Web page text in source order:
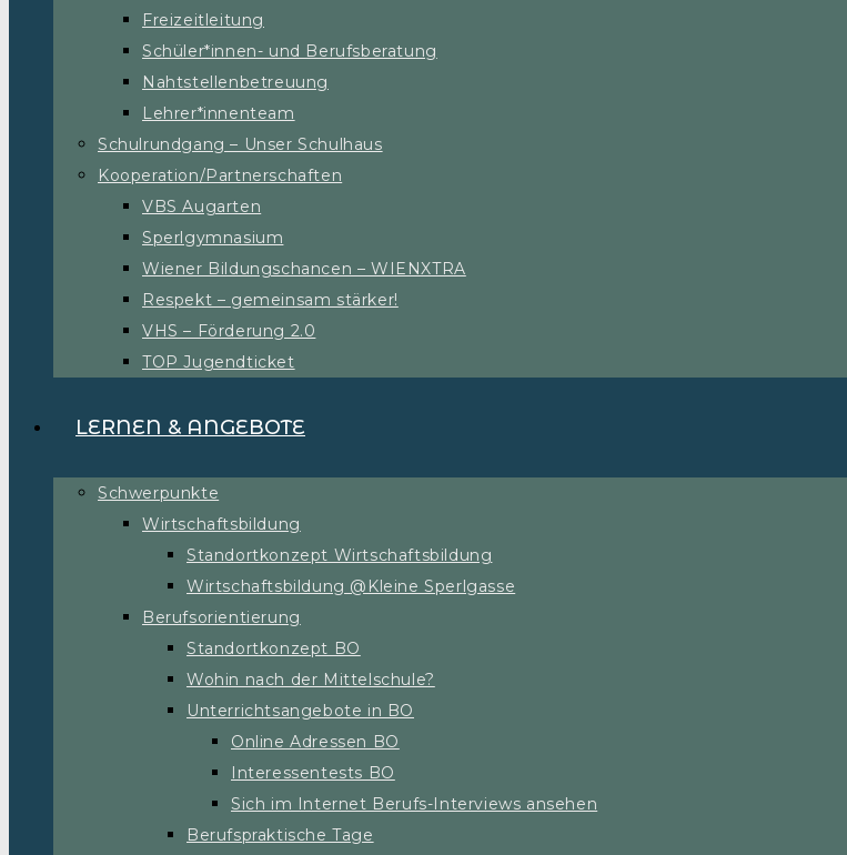
Freizeitleitung
Schüler*innen- und Berufsberatung
Nahtstellenbetreuung
Lehrer*innenteam
Schulrundgang – Unser Schulhaus
Kooperation/Partnerschaften
VBS Augarten
Sperlgymnasium
Wiener Bildungschancen – WIENXTRA
Respekt – gemeinsam stärker!
VHS – Förderung 2.0
TOP Jugendticket
LERNEN & ANGEBOTE
Schwerpunkte
Wirtschaftsbildung
Standortkonzept Wirtschaftsbildung
Wirtschaftsbildung @Kleine Sperlgasse
Berufsorientierung
Standortkonzept BO
Wohin nach der Mittelschule?
Unterrichtsangebote in BO
Online Adressen BO
Interessentests BO
Sich im Internet Berufs-Interviews ansehen
Berufspraktische Tage